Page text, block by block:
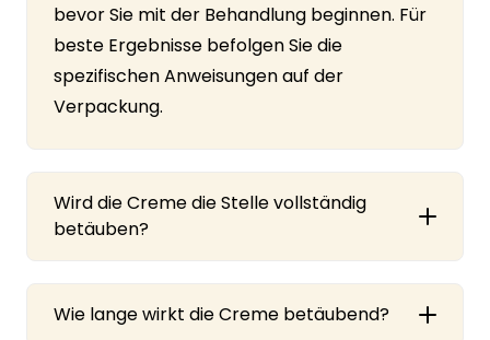
bevor Sie mit der Behandlung beginnen. Für
beste Ergebnisse befolgen Sie die
spezifischen Anweisungen auf der
Verpackung.
Wird die Creme die Stelle vollständig
betäuben?
Wie lange wirkt die Creme betäubend?